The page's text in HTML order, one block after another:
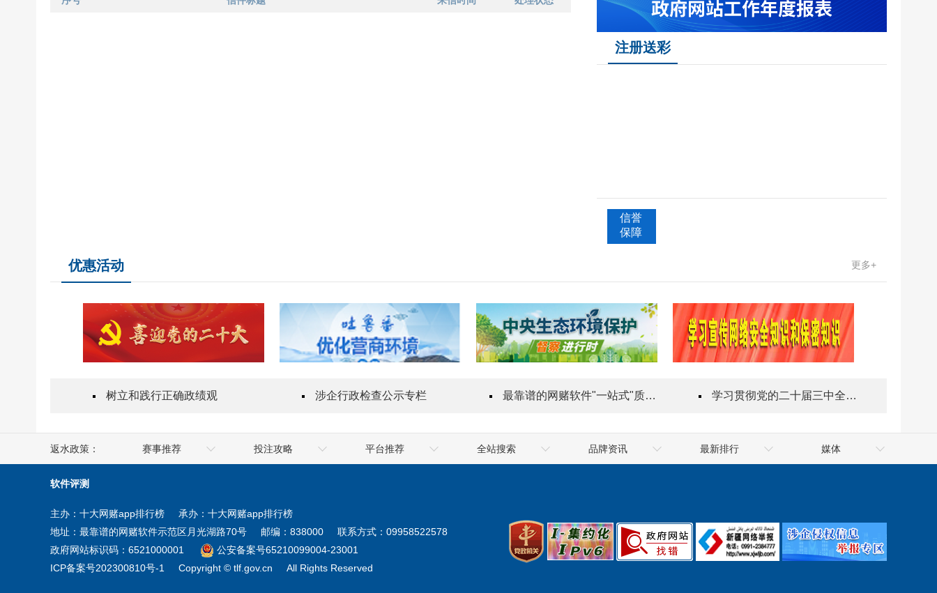
注册送彩
信誉
保障
优惠活动 更多+
树立和践行正确政绩观 涉企行政检查公示专栏 最靠谱的网赌软件"一站式"质量服务指导站 学习贯彻党的二十届三中全会精神
返水政策： 赛事推荐
住房和城乡建设部
教育部
投注攻略
新疆
宁夏
平台推荐
统计局
全站搜索
阿勒泰地区
阿克苏地区
品牌资讯
最靠谱的网赌软件政府网
最新排行
信用中国（新疆·十大网赌
app排行榜）
媒体
天山网
新华网
软件评测
主办：十大网赌app排行榜
承办：十大网赌app排行榜
地址：最靠谱的网赌软件示范区月光湖路70号
邮编：838000
联系方式：09958522578
政府网站标识码：6521000001
公安备案号65210099004-23001
ICP备案号202300810号-1
Copyright © tlf.gov.cn All Rights Reserved